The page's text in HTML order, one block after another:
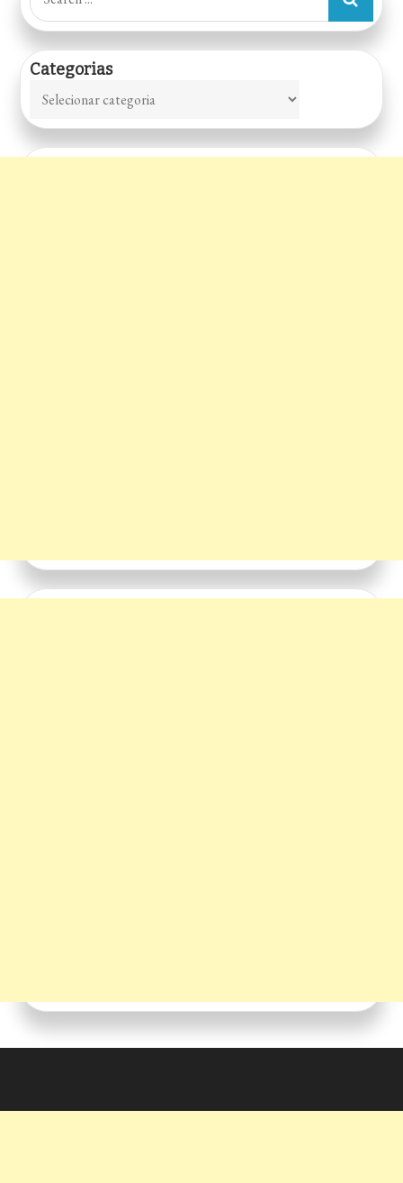
for:
Categorias
Categorias